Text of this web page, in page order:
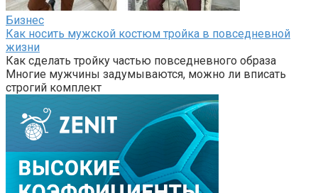
Бизнес
Как носить мужской костюм тройка в повседневной
жизни
Как сделать тройку частью повседневного образа
Многие мужчины задумываются, можно ли вписать
строгий комплект